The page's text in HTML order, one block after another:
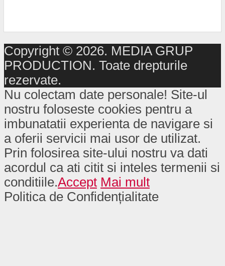
Copyright © 2026. MEDIA GRUP
PRODUCTION. Toate drepturile
rezervate.
Nu colectam date personale! Site-ul
nostru foloseste cookies pentru a
imbunatatii experienta de navigare si
a oferii servicii mai usor de utilizat.
Prin folosirea site-ului nostru va dati
acordul ca ati citit si inteles termenii si
conditiile.Accept Mai mult
Politica de Confidențialitate